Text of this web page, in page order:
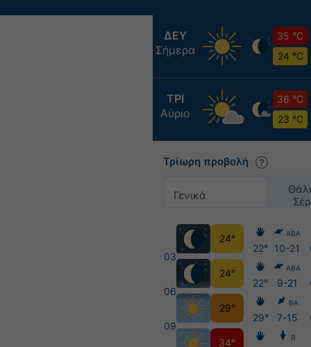
ΔΕΥ
Σήμερα
35 °C
24 °C
ΤΡΙ
Αύριο
36 °C
23 °C
Τρίωρη προβολή
Γενικά
03
06
09
24°
24°
29°
34°
22°
22°
29°
ΑΒΑ
10-21
ΑΒΑ
9-21
ΒΑ
7-15
Β